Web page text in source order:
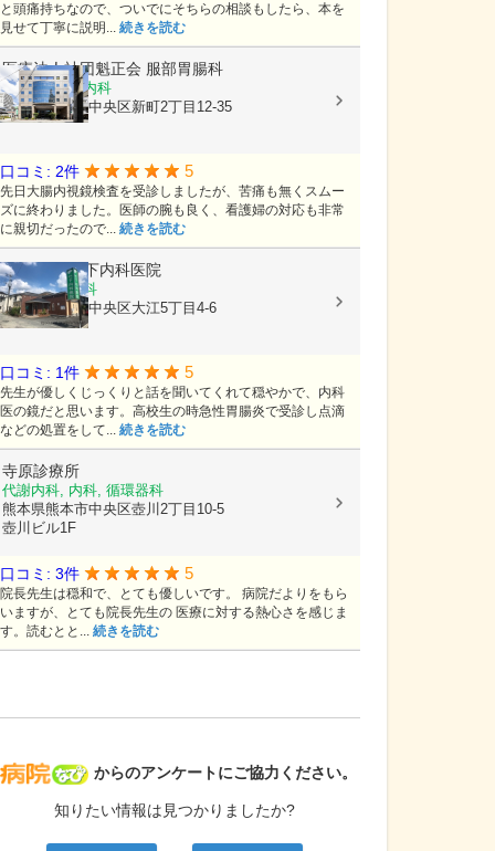
病院なび
からのアンケートにご協力ください。
知りたい情報は見つかりましたか?
と頭痛持ちなので、ついでにそちらの相談もしたら、本を
見せて丁寧に説明... 続きを読む
医療法人社団魁正会 服部胃腸科
消化器内科, 内科
熊本県熊本市中央区新町2丁目12-35
口コミ: 2件 5
先日大腸内視鏡検査を受診しましたが、苦痛も無くスムー
ズに終わりました。医師の腕も良く、看護婦の対応も非常
に親切だったので... 続きを読む
医療法人竹下内科医院
内科, 胃腸内科
熊本県熊本市中央区大江5丁目4-6
口コミ: 1件 5
先生が優しくじっくりと話を聞いてくれて穏やかで、内科
医の鏡だと思います。高校生の時急性胃腸炎で受診し点滴
などの処置をして... 続きを読む
寺原診療所
代謝内科, 内科, 循環器科
熊本県熊本市中央区壺川2丁目10-5
壺川ビル1F
口コミ: 3件 5
院長先生は穏和で、とても優しいです。 病院だよりをもら
いますが、とても院長先生の 医療に対する熱心さを感じま
す。読むとと... 続きを読む